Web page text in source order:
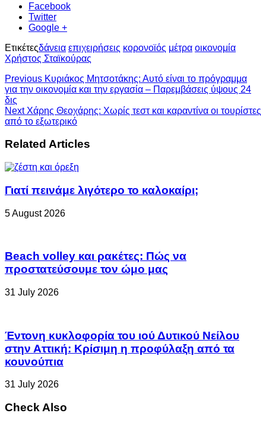
Facebook
Twitter
Google +
Ετικέτεςδάνεια επιχειρήσεις κορονοϊός μέτρα οικονομία
Χρήστος Σταϊκούρας
Previous Κυριάκος Μητσοτάκης: Αυτό είναι το πρόγραμμα
για την οικονομία και την εργασία – Παρεμβάσεις ύψους 24
δις
NextΧάρης Θεοχάρης: Χωρίς τεστ και καραντίνα οι τουρίστες
από το εξωτερικό
Related Articles
Γιατί πεινάμε λιγότερο το καλοκαίρι;
5 August 2026
Beach volley και ρακέτες: Πώς να
προστατεύσουμε τον ώμο μας
31 July 2026
Έντονη κυκλοφορία του ιού Δυτικού Νείλου
στην Αττική: Κρίσιμη η προφύλαξη από τα
κουνούπια
31 July 2026
Check Also